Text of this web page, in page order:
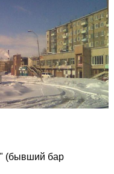
(бывший бар